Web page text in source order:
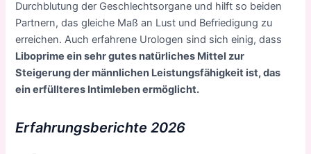
Durchblutung der Geschlechtsorgane und hilft so beiden
Partnern, das gleiche Maß an Lust und Befriedigung zu
erreichen. Auch erfahrene Urologen sind sich einig, dass
Liboprime ein sehr gutes natürliches Mittel zur
Steigerung der männlichen Leistungsfähigkeit ist, das
ein erfüllteres Intimleben ermöglicht.
Erfahrungsberichte 2026